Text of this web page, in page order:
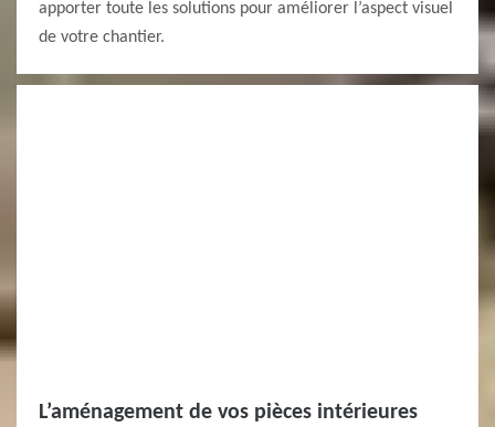
apporter toute les solutions pour améliorer l’aspect visuel
de votre chantier.
L’aménagement de vos pièces intérieures